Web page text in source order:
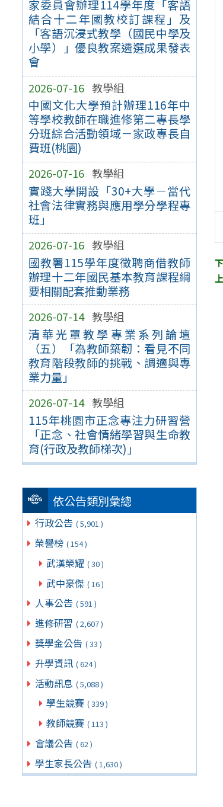
家委員會辦理114學年度「客語
結合十二年國教校訂課程」及
「客語沉浸式教學（國民中學及
小學）」優良教案遴選成果發表
會
2026-07-16 教學組
中國文化大學預計辦理116年中
等學校教師在職進修第二專長學
分班綜合活動領域－家政專長自
費班(桃園)
2026-07-16 教學組
實踐大學開設「30+大學－當代
社會法律實務與應用學分學程專
班」
2026-07-16 教學組
國教署115學年度徵聘商借教師
辦理十二年國民基本教育課程綱
要相關配套推動業務
2026-07-14 教學組
清華光罩教學專業系列論壇
（五）「為教師築韌：看見不同
教育階段教師的挑戰、調適與專
業力量」
2026-07-14 教學組
115年桃園市正念專注力研習營
「正念、社會情緒學習與生命教
育(行政及教師梯次)」
依公告類別彙總
行政公告 ( 5,901 )
榮譽榜 ( 154 )
武漢榮耀 ( 30 )
武中豪傑 ( 16 )
人事公告 ( 591 )
進修研習 ( 2,607 )
獎學金公告 ( 33 )
升學資訊 ( 624 )
活動訊息 ( 5,088 )
學生競賽 ( 339 )
教師競賽 ( 113 )
會議公告 ( 62 )
學生家長公告 ( 1,630 )